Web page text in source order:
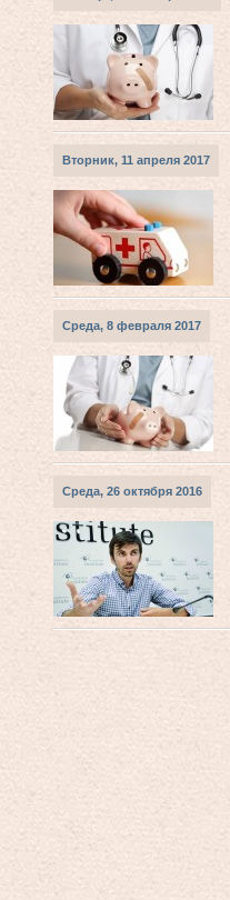
Вторник, 11 апреля 2017
Среда, 8 февраля 2017
Среда, 26 октября 2016